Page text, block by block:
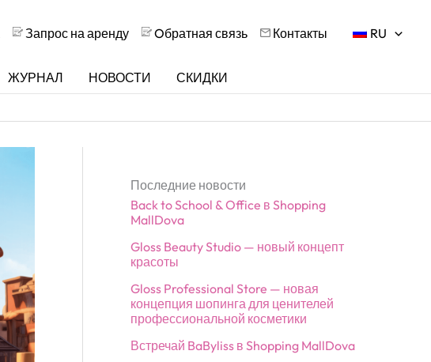
Запрос на аренду Oбратная связь Контакты RU
ЖУРНАЛ НОВОСТИ СКИДКИ
Последние новости
Back to School & Office в Shopping
MallDova
Gloss Beauty Studio — новый концепт
красоты
Gloss Professional Store — новая
концепция шопинга для ценителей
профессиональной косметики
Встречай BaByliss в Shopping MallDova